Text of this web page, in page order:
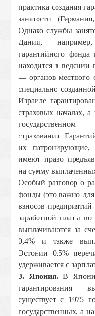
практика создания
занятости
Однако службы
Дании,
гарантийного фонда
находится в
— органов местного
специально
Израиле
страховых началах,
государственном
страхования.
их патронирующие,
имеют право
на сумму
Особый разговор о
фонды (это важно для
взносов
заработной платы
выплачиваются за
0,4% и также
Эстонии 0,5%
удерживается с
3. Япония.В
гарантирования
существует с 1975
государственных, а